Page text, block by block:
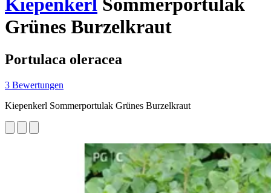
Kiepenkerl Sommerportulak
Grünes Burzelkraut
Portulaca oleracea
3 Bewertungen
Kiepenkerl Sommerportulak Grünes Burzelkraut